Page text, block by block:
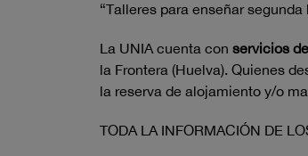
“Talleres para enseñar
La UNIA cuenta con servicios
la Frontera (Huelva). Quienes
la reserva de alojamiento y/o
TODA LA INFORMACIÓN DE